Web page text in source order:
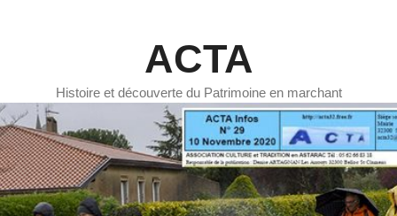
ACTA
Histoire et découverte du Patrimoine en marchant